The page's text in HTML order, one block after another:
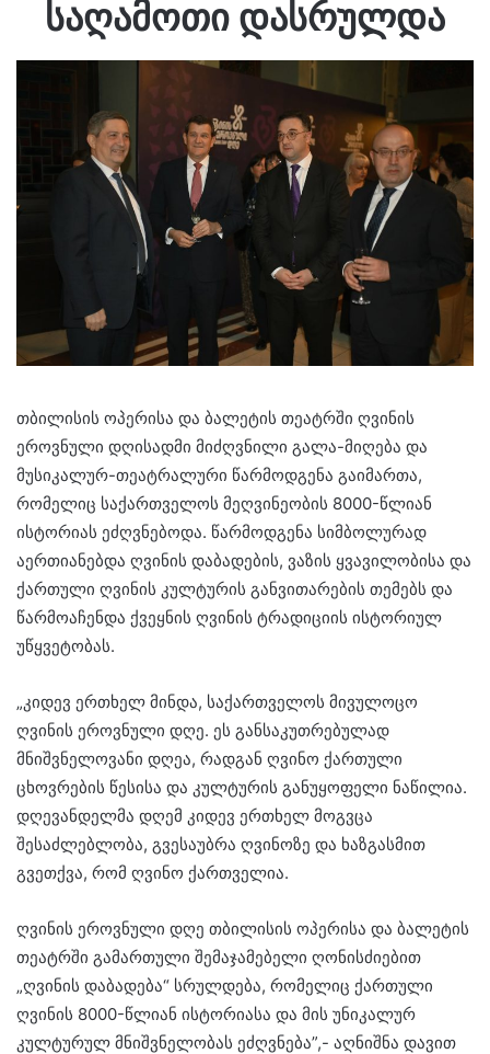
საღამოთი დასრულდა
თბილისის ოპერისა და ბალეტის თეატრში ღვინის
ეროვნული დღისადმი მიძღვნილი გალა-მიღება და
მუსიკალურ-თეატრალური წარმოდგენა გაიმართა,
რომელიც საქართველოს მეღვინეობის 8000-წლიან
ისტორიას ეძღვნებოდა. წარმოდგენა სიმბოლურად
აერთიანებდა ღვინის დაბადების, ვაზის ყვავილობისა და
ქართული ღვინის კულტურის განვითარების თემებს და
წარმოაჩენდა ქვეყნის ღვინის ტრადიციის ისტორიულ
უწყვეტობას.
„კიდევ ერთხელ მინდა, საქართველოს მივულოცო
ღვინის ეროვნული დღე. ეს განსაკუთრებულად
მნიშვნელოვანი დღეა, რადგან ღვინო ქართული
ცხოვრების წესისა და კულტურის განუყოფელი ნაწილია.
დღევანდელმა დღემ კიდევ ერთხელ მოგვცა
შესაძლებლობა, გვესაუბრა ღვინოზე და ხაზგასმით
გვეთქვა, რომ ღვინო ქართველია.
ღვინის ეროვნული დღე თბილისის ოპერისა და ბალეტის
თეატრში გამართული შემაჯამებელი ღონისძიებით
„ღვინის დაბადება“ სრულდება, რომელიც ქართული
ღვინის 8000-წლიან ისტორიასა და მის უნიკალურ
კულტურულ მნიშვნელობას ეძღვნება”,- აღნიშნა დავით